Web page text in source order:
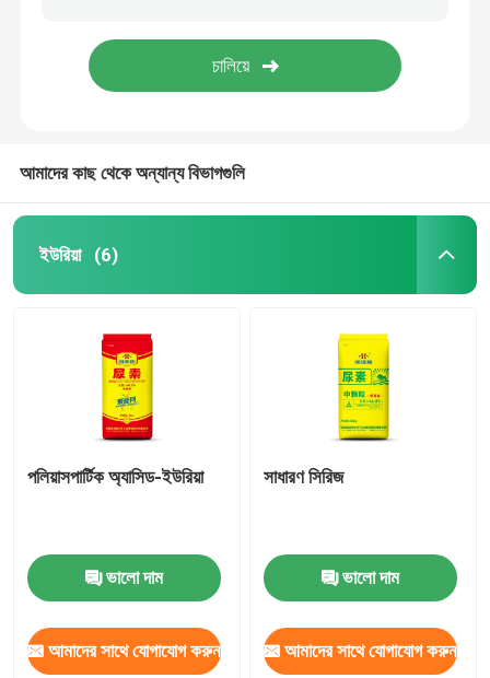
আমাদের কাছ থেকে অন্যান্য বিভাগগুলি
ইউরিয়া (6)
পলিয়াসপার্টিক অ্যাসিড-ইউরিয়া
ভালো দাম
আমাদের সাথে যোগাযোগ করুন
সাধারণ সিরিজ
ভালো দাম
আমাদের সাথে যোগাযোগ করুন